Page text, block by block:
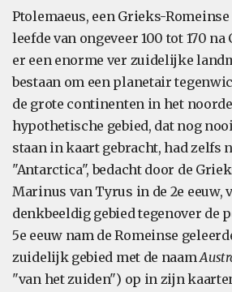
Ptolemaeus, een Grieks-
leefde van ongeveer 100 tot 170
er een enorme ver zuidelijke
bestaan om een planetair
de grote continenten in het
hypothetische gebied, dat nog
staan in kaart gebracht, had zelfs
"Antarctica", bedacht door de
Marinus van Tyrus in de 2e eeuw,
denkbeeldig gebied tegenover de
5e eeuw nam de Romeinse
zuidelijk gebied met de naam
"van het zuiden") op in zijn